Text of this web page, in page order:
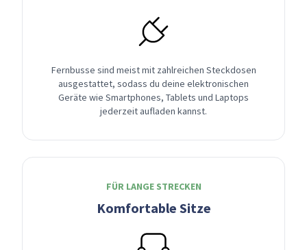
Fernbusse sind meist mit zahlreichen Steckdosen
ausgestattet, sodass du deine elektronischen
Geräte wie Smartphones, Tablets und Laptops
jederzeit aufladen kannst.
FÜR LANGE STRECKEN
Komfortable Sitze